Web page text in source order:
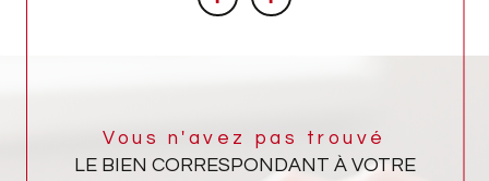
Vous n'avez pas trouvé
LE BIEN CORRESPONDANT À VOTRE